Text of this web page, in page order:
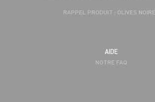
RAPPEL PRODUIT : OLIVES
AIDE
NOTRE FAQ